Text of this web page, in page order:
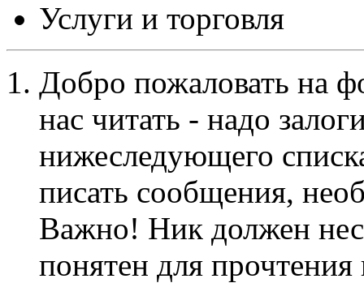
Услуги и торговля
Добро пожаловать на
нас читать - надо
нижеследующего
писать сообщения,
Важно! Ник должен
понятен для